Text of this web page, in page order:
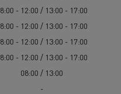
- 12:00 / 13:00 - 17:00
- 12:00 / 13:00 - 17:00
- 12:00 / 13:00 - 17:00
- 12:00 / 13:00 - 17:00
08:00 / 13:00
-